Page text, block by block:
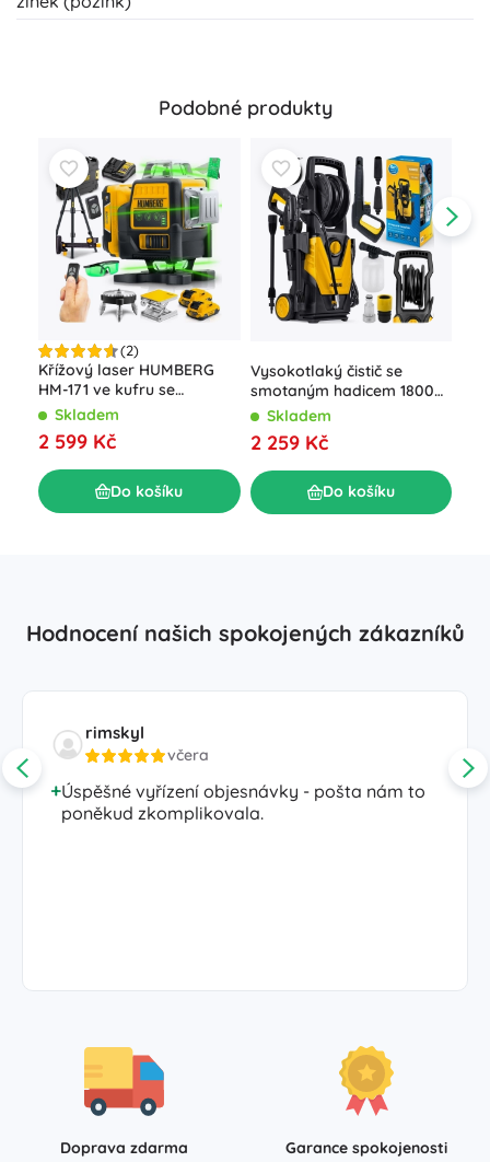
Podobné produkty
(2)
Křížový laser HUMBERG
HM-171 ve kufru se
stativem, 4D 16 linií, zelený
Skladem
2 599 Kč
Do košíku
Vysokotlaký čistič se
smotaným hadicem 1800
W Humberg HM-300, 230
Skladem
2 259 Kč
Do košíku
Hodnocení našich spokojených zákazníků
rimskyl
včera
Úspěšné vyřízení objesnávky - pošta nám to
poněkud zkomplikovala.
Doprava zdarma
Garance spokojenosti